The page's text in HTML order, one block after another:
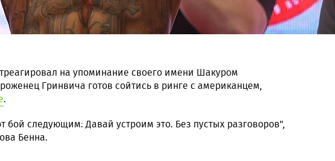
на упоминание своего имени Шакуром
Гринвича готов сойтись в ринге с американцем,
.
бой следующим: Давай устроим это. Без пустых разговоров",
Бенна.